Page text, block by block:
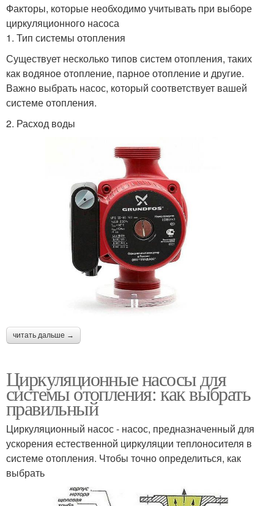
Факторы, которые необходимо учитывать при выборе
циркуляционного насоса
1. Тип системы отопления
Существует несколько типов систем отопления, таких
как водяное отопление, парное отопление и другие.
Важно выбрать насос, который соответствует вашей
системе отопления.
2. Расход воды
читать дальше →
Циркуляционные насосы для
системы отопления: как выбрать
правильный
Циркуляционный насос - насос, предназначенный для
ускорения естественной циркуляции теплоносителя в
системе отопления. Чтобы точно определиться, как
выбрать